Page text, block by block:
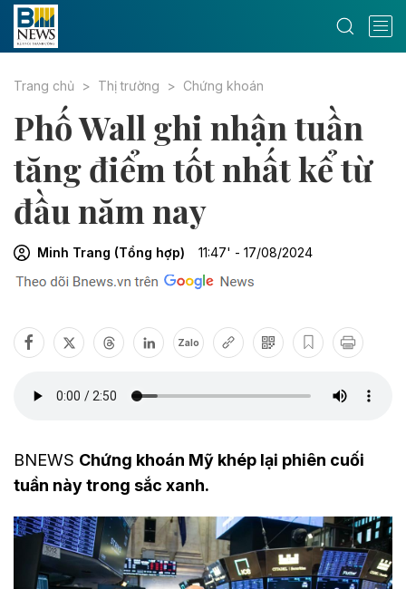
Trang chủ Thị trường Chứng khoán
Phố Wall ghi nhận tuần
tăng điểm tốt nhất kể từ
đầu năm nay
Minh Trang (Tổng hợp) 11:47' - 17/08/2024
Zalo
BNEWS Chứng khoán Mỹ khép lại phiên cuối
tuần này trong sắc xanh.